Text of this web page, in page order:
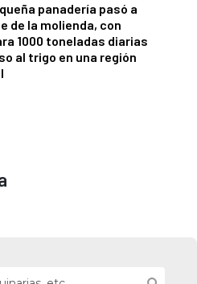
panadería pasó a
de la molienda, con
1000 toneladas diarias
al trigo en una región